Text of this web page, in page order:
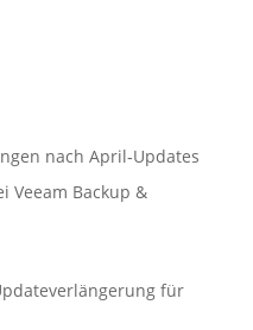
nach April‑Updates
Veeam Backup &
für